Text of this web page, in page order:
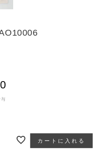
与
カートに入れる